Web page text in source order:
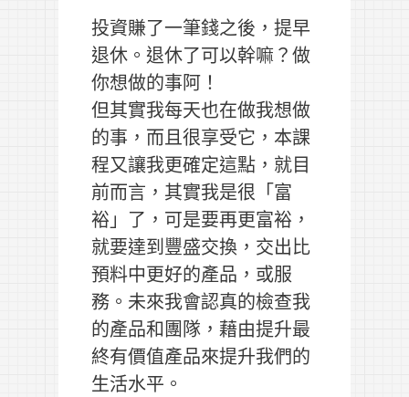
投資賺了一筆錢之後，提早
退休。退休了可以幹嘛？做
你想做的事阿！
但其實我每天也在做我想做
的事，而且很享受它，本課
程又讓我更確定這點，就目
前而言，其實我是很「富
裕」了，可是要再更富裕，
就要達到豐盛交換，交出比
預料中更好的產品，或服
務。未來我會認真的檢查我
的產品和團隊，藉由提升最
終有價值產品來提升我們的
生活水平。